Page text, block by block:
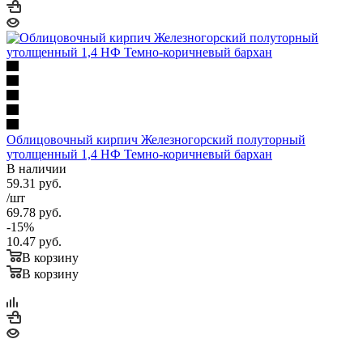
Облицовочный кирпич Железногорский полуторный
утолщенный 1,4 НФ Темно-коричневый бархан
В наличии
59.31 руб.
/шт
69.78 руб.
-15%
10.47 руб.
В корзину
В корзину